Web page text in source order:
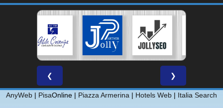
❮ ❯
AnyWeb | PisaOnline | Piazza Armerina | Hotels Web | Italia Search